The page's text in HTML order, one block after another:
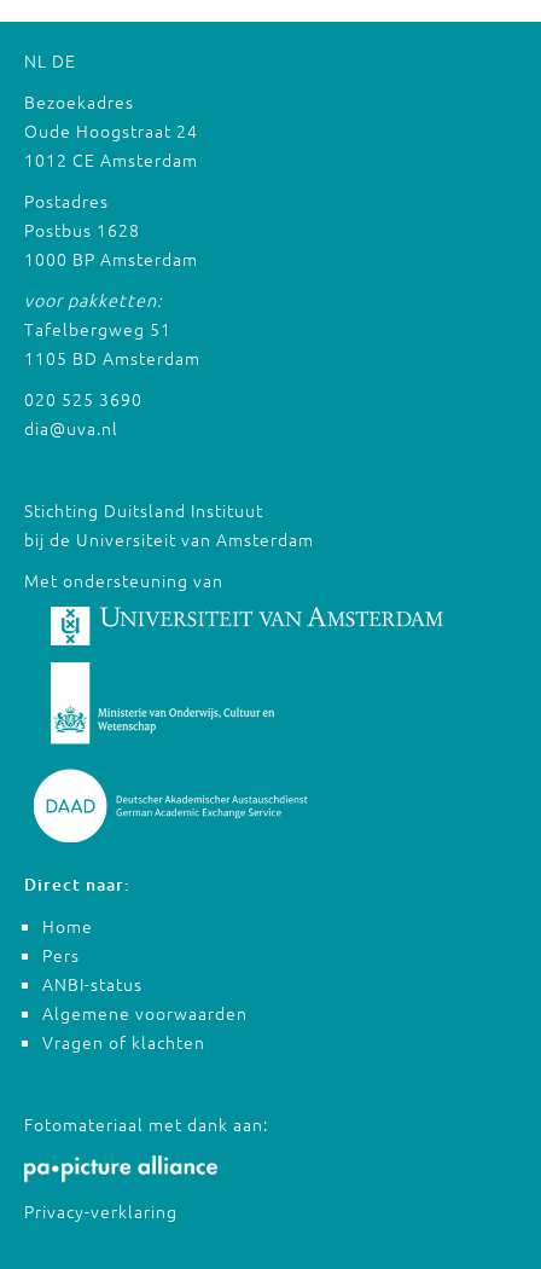
NL DE
Bezoekadres
Oude Hoogstraat 24
1012 CE Amsterdam
Postadres
Postbus 1628
1000 BP Amsterdam
voor pakketten:
Tafelbergweg 51
1105 BD Amsterdam
020 525 3690
dia@uva.nl
Stichting Duitsland Instituut
bij de Universiteit van Amsterdam
Met ondersteuning van
Direct naar:
Home
Pers
ANBI-status
Algemene voorwaarden
Vragen of klachten
Fotomateriaal met dank aan:
Privacy-verklaring